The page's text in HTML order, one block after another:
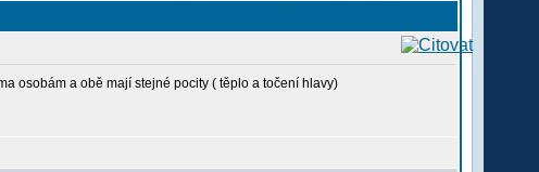
osobám a obě mají stejné pocity ( těplo a točení hlavy)